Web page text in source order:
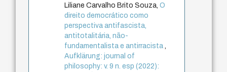
Liliane Carvalho Brito Souza,O
direito democrático como
perspectiva antifascista,
antitotalitária, não-
fundamentalista e antirracista,
Aufklärung: journal of
philosophy: v. 9 n. esp (2022):